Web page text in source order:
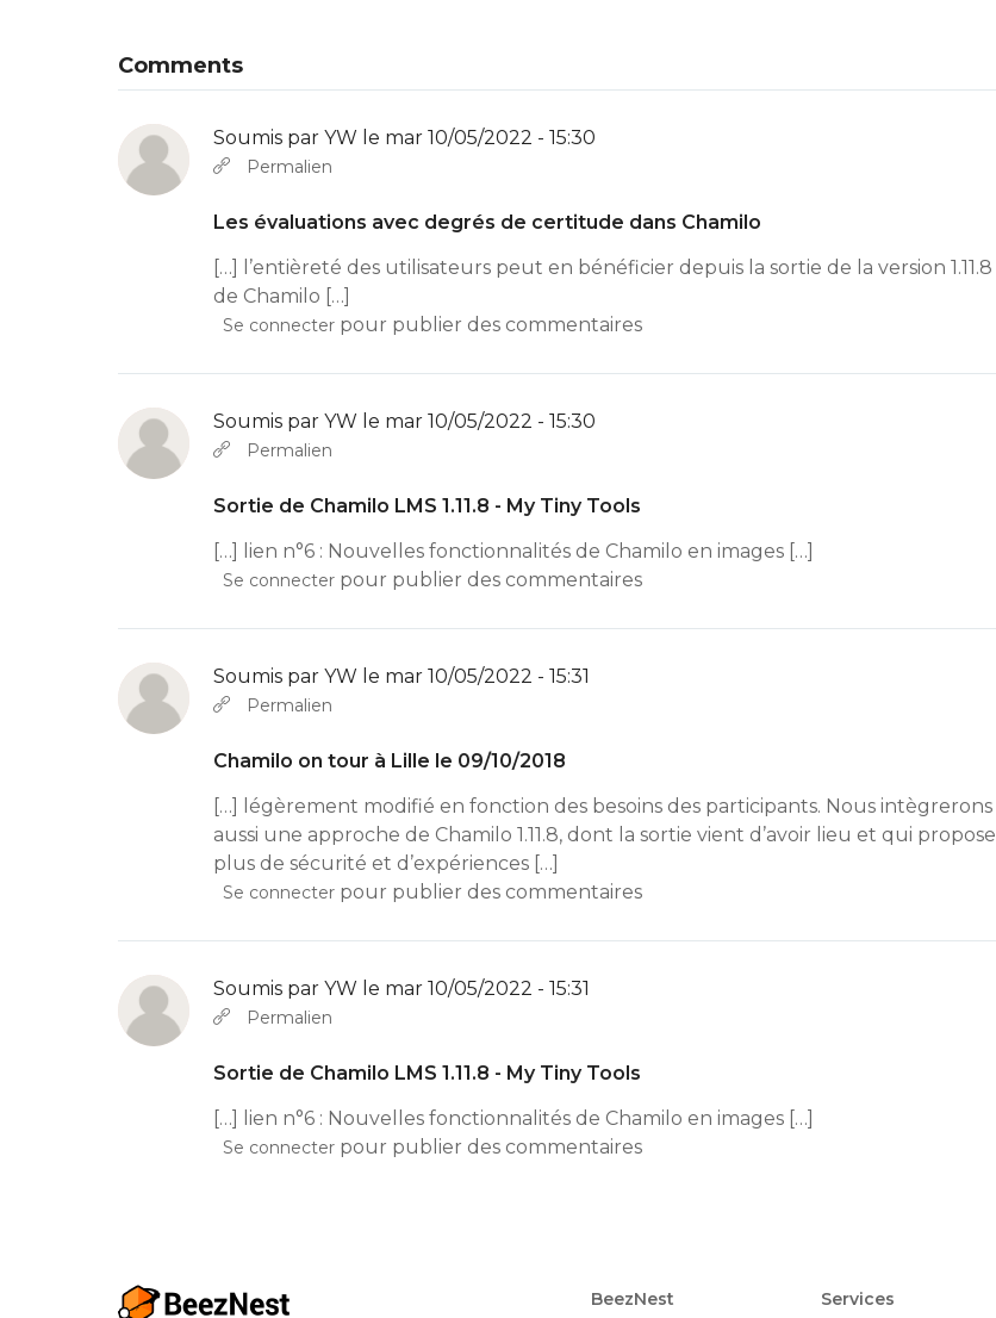
Comments
Soumis parYW le mar 10/05/2022 - 15:30
Permalien
Les évaluations avec degrés de certitude dans Chamilo
[…] l’entièreté des utilisateurs peut en bénéficier depuis la sortie de la version 1.11.8
de Chamilo […]
Se connecter pour publier des commentaires
Soumis parYW le mar 10/05/2022 - 15:30
Permalien
Sortie de Chamilo LMS 1.11.8 - My Tiny Tools
[…] lien n°6 : Nouvelles fonctionnalités de Chamilo en images […]
Se connecter pour publier des commentaires
Soumis parYW le mar 10/05/2022 - 15:31
Permalien
Chamilo on tour à Lille le 09/10/2018
[…] légèrement modifié en fonction des besoins des participants. Nous intègrerons
aussi une approche de Chamilo 1.11.8, dont la sortie vient d’avoir lieu et qui propose
plus de sécurité et d’expériences […]
Se connecter pour publier des commentaires
Soumis parYW le mar 10/05/2022 - 15:31
Permalien
Sortie de Chamilo LMS 1.11.8 - My Tiny Tools
[…] lien n°6 : Nouvelles fonctionnalités de Chamilo en images […]
Se connecter pour publier des commentaires
BeezNest Services